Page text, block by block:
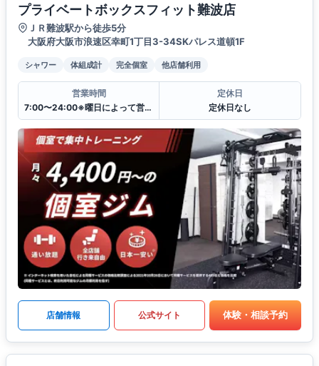
プライベートボックスフィット難波店
ＪＲ難波駅から徒歩5分
大阪府大阪市浪速区幸町1丁目3-34SKパレス道頓1F
シャワー 体組成計 完全個室 他店舗利用
営業時間
7:00〜24:00※曜日によって営業時間が異なる場合がございます.
定休日
定休日なし
店舗情報 公式サイト 体験・相談予約